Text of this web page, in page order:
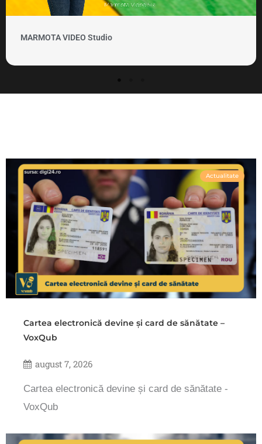
MARMOTA VIDEO Clipuri si promovare
Actualitate
Cartea electronică devine și card de sănătate –
VoxQub
august 7, 2026
Cartea electronică devine și card de sănătate -
VoxQub